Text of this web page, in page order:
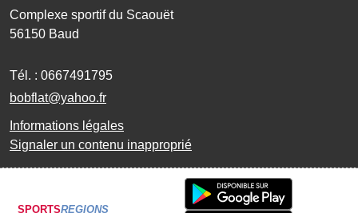
Complexe sportif du Scaouët
56150 Baud
Tél. : 0667491795
bobflat@yahoo.fr
Informations légales
Signaler un contenu inapproprié
SPORTSREGIONS